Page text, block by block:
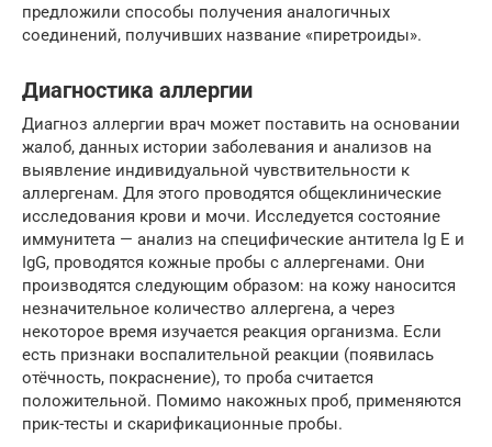
предложили способы получения аналогичных
соединений, получивших название «пиретроиды».
Диагностика аллергии
Диагноз аллергии врач может поставить на основании
жалоб, данных истории заболевания и анализов на
выявление индивидуальной чувствительности к
аллергенам. Для этого проводятся общеклинические
исследования крови и мочи. Исследуется состояние
иммунитета — анализ на специфические антитела Ig E и
IgG, проводятся кожные пробы с аллергенами. Они
производятся следующим образом: на кожу наносится
незначительное количество аллергена, а через
некоторое время изучается реакция организма. Если
есть признаки воспалительной реакции (появилась
отёчность, покраснение), то проба считается
положительной. Помимо накожных проб, применяются
прик-тесты и скарификационные пробы.